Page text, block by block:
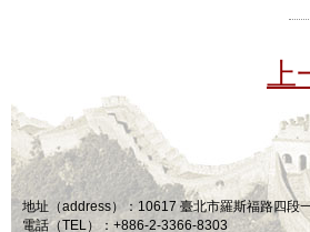
上
地址（address）：10617 臺北市羅斯福路四段
電話（TEL）：+886-2-3366-8303